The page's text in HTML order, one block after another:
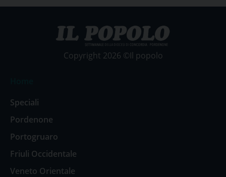
Copyright 2026 ©Il popolo
Speciali
Pordenone
Portogruaro
Friuli Occidentale
Veneto Orientale